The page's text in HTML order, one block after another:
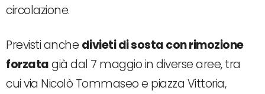
circolazione.
Previsti anche divieti di sosta con rimozione
forzatagià dal 7 maggio in diverse aree, tra
cui via Nicolò Tommaseo e piazza Vittoria,